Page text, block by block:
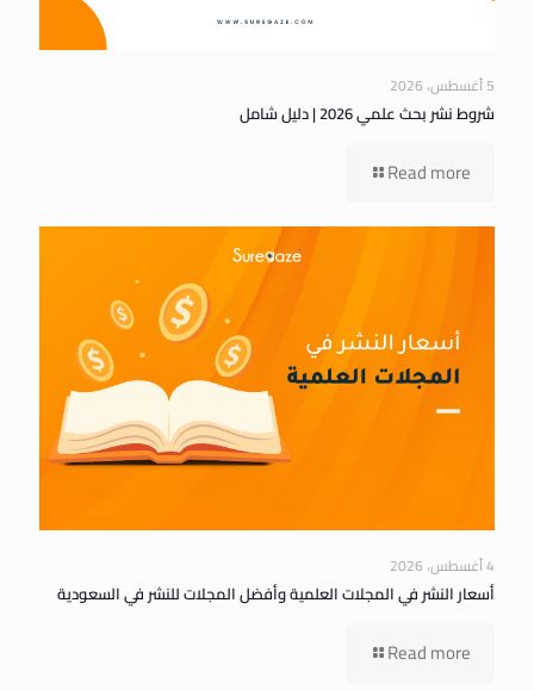
5 أغسطس، 2026
شروط نشر بحث علمي 2026 | دليل شامل
Read more
4 أغسطس، 2026
أسعار النشر في المجلات العلمية وأفضل المجلات للنشر في السعودية
Read more